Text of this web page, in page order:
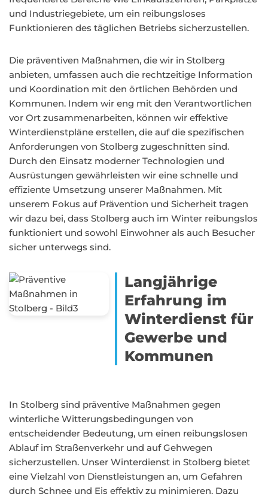
und Industriegebiete, um ein reibungsloses
Funktionieren des täglichen Betriebs sicherzustellen.
Die präventiven Maßnahmen, die wir in Stolberg
anbieten, umfassen auch die rechtzeitige Information
und Koordination mit den örtlichen Behörden und
Kommunen. Indem wir eng mit den Verantwortlichen
vor Ort zusammenarbeiten, können wir effektive
Winterdienstpläne erstellen, die auf die spezifischen
Anforderungen von Stolberg zugeschnitten sind.
Durch den Einsatz moderner Technologien und
Ausrüstungen gewährleisten wir eine schnelle und
effiziente Umsetzung unserer Maßnahmen. Mit
unserem Fokus auf Prävention und Sicherheit tragen
wir dazu bei, dass Stolberg auch im Winter reibungslos
funktioniert und sowohl Einwohner als auch Besucher
sicher unterwegs sind.
Langjährige
Erfahrung im
Winterdienst für
Gewerbe und
Kommunen
In Stolberg sind präventive Maßnahmen gegen
winterliche Witterungsbedingungen von
entscheidender Bedeutung, um einen reibungslosen
Ablauf im Straßenverkehr und auf Gehwegen
sicherzustellen. Unser Winterdienst in Stolberg bietet
eine Vielzahl von Dienstleistungen an, um Gefahren
durch Schnee und Eis effektiv zu minimieren. Dazu